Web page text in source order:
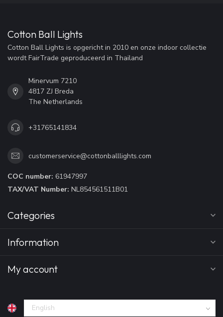
Cotton Ball Lights
Cotton Ball Lights is opgericht in 2010 en onze indoor collectie
wordt FairTrade geproduceerd in Thailand
Minervum 7210
4817 ZJ Breda
The Netherlands
+31765141834
customerservice@cottonballlights.com
COC number: 61947997
TAX/VAT Number: NL854561511B01
Categories
Information
My account